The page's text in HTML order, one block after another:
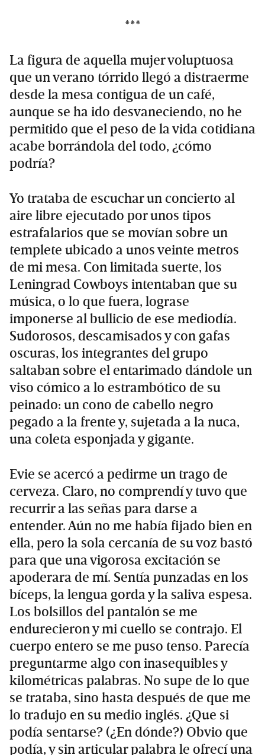
***
La figura de aquella mujer voluptuosa
que un verano tórrido llegó a distraerme
desde la mesa contigua de un café,
aunque se ha ido desvaneciendo, no he
permitido que el peso de la vida cotidiana
acabe borrándola del todo, ¿cómo
podría?
Yo trataba de escuchar un concierto al
aire libre ejecutado por unos tipos
estrafalarios que se movían sobre un
templete ubicado a unos veinte metros
de mi mesa. Con limitada suerte, los
Leningrad Cowboys intentaban que su
música, o lo que fuera, lograse
imponerse al bullicio de ese mediodía.
Sudorosos, descamisados y con gafas
oscuras, los integrantes del grupo
saltaban sobre el entarimado dándole un
viso cómico a lo estrambótico de su
peinado: un cono de cabello negro
pegado a la frente y, sujetada a la nuca,
una coleta esponjada y gigante.
Evie se acercó a pedirme un trago de
cerveza. Claro, no comprendí y tuvo que
recurrir a las señas para darse a
entender. Aún no me había fijado bien en
ella, pero la sola cercanía de su voz bastó
para que una vigorosa excitación se
apoderara de mí. Sentía punzadas en los
bíceps, la lengua gorda y la saliva espesa.
Los bolsillos del pantalón se me
endurecieron y mi cuello se contrajo. El
cuerpo entero se me puso tenso. Parecía
preguntarme algo con inasequibles y
kilométricas palabras. No supe de lo que
se trataba, sino hasta después de que me
lo tradujo en su medio inglés. ¿Que si
podía sentarse? (¿En dónde?) Obvio que
podía, y sin articular palabra le ofrecí una